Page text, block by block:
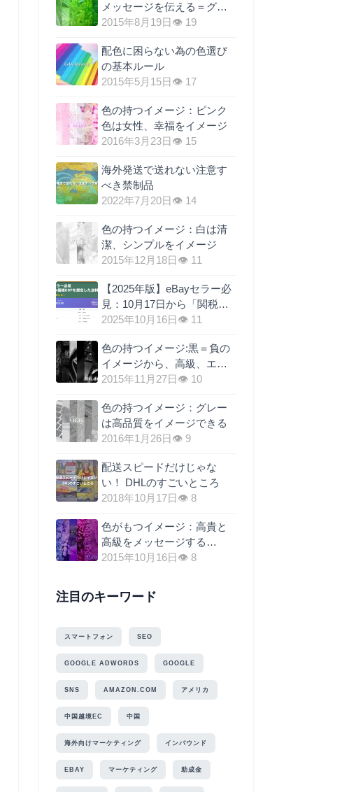
メッセージを伝える＝グリ
ーン効果
2015年8月19日 👁 19
配色に困らない為の色選び
の基本ルール
2015年5月15日 👁 17
色の持つイメージ：ピンク
色は女性、幸福をイメージ
2016年3月23日 👁 15
海外発送で送れない注意す
べき禁制品
2022年7月20日 👁 14
色の持つイメージ：白は清
潔、シンプルをイメージ
2015年12月18日 👁 11
【2025年版】eBayセラー必
見：10月17日から「関税元
払い（DDP）」義務化！送
最も現実的な理由
2025年10月16日 👁 11
色の持つイメージ:黒＝負の
イメージから、高級、エレ
ガントへ
2015年11月27日 👁 10
色の持つイメージ：グレー
は高品質をイメージできる
2016年1月26日 👁 9
配送スピードだけじゃな
い！ DHLのすごいところ
2018年10月17日 👁 8
色がもつイメージ：高貴と
高級をメッセージする
=”紫”の効果
2015年10月16日 👁 8
注目のキーワード
スマートフォン SEO
GOOGLE ADWORDS GOOGLE
SNS AMAZON.COM アメリカ
中国越境EC 中国
海外向けマーケティング インバウンド
EBAY マーケティング 助成金